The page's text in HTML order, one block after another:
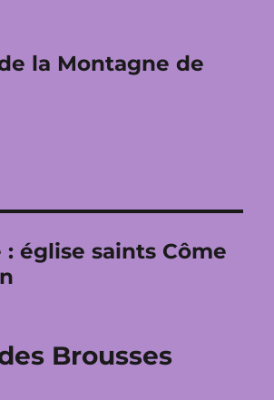
la Montagne de
:église saints Côme
Brousses